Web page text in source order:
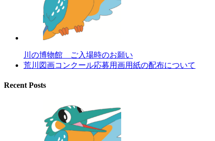
川の博物館 ご入場時のお願い
荒川図画コンクール応募用画用紙の配布について
Recent Posts